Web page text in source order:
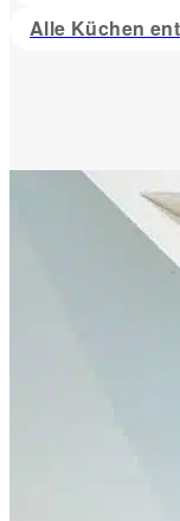
Alle Küchen